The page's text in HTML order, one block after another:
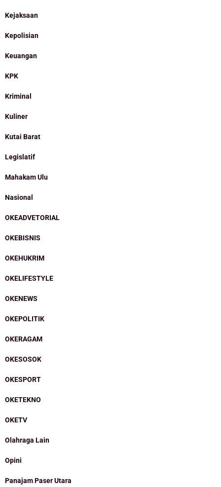
Kejaksaan
Kepolisian
Keuangan
KPK
Kriminal
Kuliner
Kutai Barat
Legislatif
Mahakam Ulu
Nasional
OKEADVETORIAL
OKEBISNIS
OKEHUKRIM
OKELIFESTYLE
OKENEWS
OKEPOLITIK
OKERAGAM
OKESOSOK
OKESPORT
OKETEKNO
OKETV
Olahraga Lain
Opini
Panajam Paser Utara